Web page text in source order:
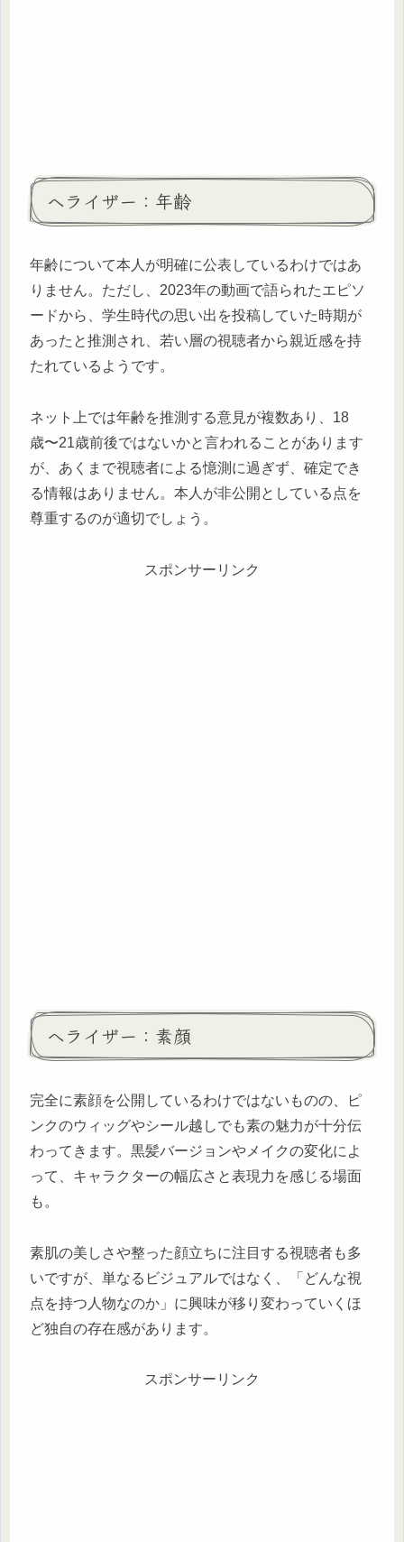
ヘライザー：年齢
年齢について本人が明確に公表しているわけではあ
りません。ただし、2023年の動画で語られたエピソ
ードから、学生時代の思い出を投稿していた時期が
あったと推測され、若い層の視聴者から親近感を持
たれているようです。
ネット上では年齢を推測する意見が複数あり、18
歳〜21歳前後ではないかと言われることがあります
が、あくまで視聴者による憶測に過ぎず、確定でき
る情報はありません。本人が非公開としている点を
尊重するのが適切でしょう。
スポンサーリンク
ヘライザー：素顔
完全に素顔を公開しているわけではないものの、ピ
ンクのウィッグやシール越しでも素の魅力が十分伝
わってきます。黒髪バージョンやメイクの変化によ
って、キャラクターの幅広さと表現力を感じる場面
も。
素肌の美しさや整った顔立ちに注目する視聴者も多
いですが、単なるビジュアルではなく、「どんな視
点を持つ人物なのか」に興味が移り変わっていくほ
ど独自の存在感があります。
スポンサーリンク